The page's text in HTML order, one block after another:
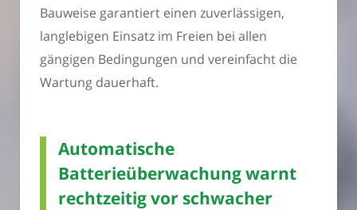
Bauweise garantiert einen zuverlässigen,
langlebigen Einsatz im Freien bei allen
gängigen Bedingungen und vereinfacht die
Wartung dauerhaft.
Automatische
Batterieüberwachung warnt
rechtzeitig vor schwacher